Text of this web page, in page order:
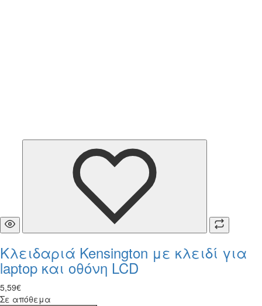
Κλειδαριά Kensington με κλειδί για
laptop και οθόνη LCD
5,59€
Σε απόθεμα